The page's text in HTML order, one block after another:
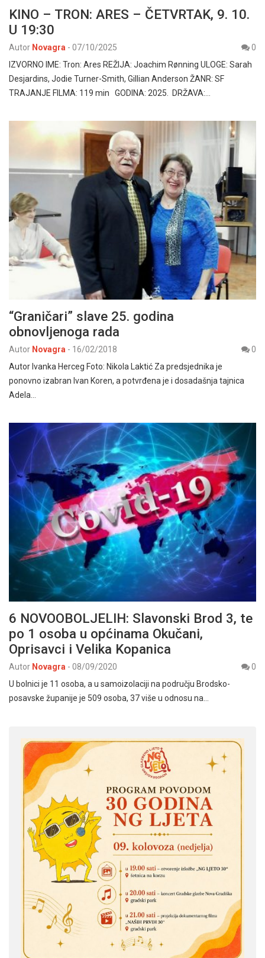
KINO – TRON: ARES – ČETVRTAK, 9. 10.
U 19:30
Autor Novagra - 07/10/2025
0
IZVORNO IME: Tron: Ares REŽIJA: Joachim Rønning ULOGE: Sarah
Desjardins, Jodie Turner-Smith, Gillian Anderson ŽANR: SF
TRAJANJE FILMA: 119 min GODINA: 2025. DRŽAVA:…
“Graničari” slave 25. godina
obnovljenoga rada
Autor Novagra - 16/02/2018
0
Autor Ivanka Herceg Foto: Nikola Laktić Za predsjednika je
ponovno izabran Ivan Koren, a potvrđena je i dosadašnja tajnica
Adela…
6 NOVOOBOLJELIH: Slavonski Brod 3, te
po 1 osoba u općinama Okučani,
Oprisavci i Velika Kopanica
Autor Novagra - 08/09/2020
0
U bolnici je 11 osoba, a u samoizolaciji na području Brodsko-
posavske županije je 509 osoba, 37 više u odnosu na…